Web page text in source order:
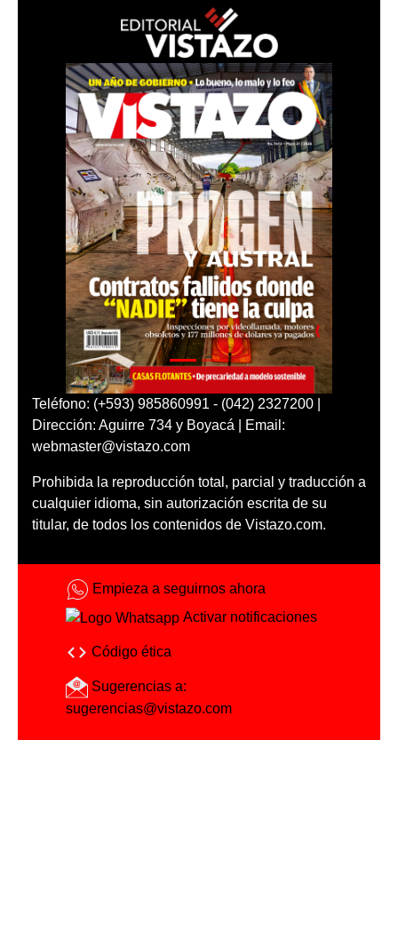
Teléfono: (+593) 985860991 - (042) 2327200 |
Dirección: Aguirre 734 y Boyacá | Email:
webmaster@vistazo.com
Prohibida la reproducción total, parcial y traducción a
cualquier idioma, sin autorización escrita de su
titular, de todos los contenidos de Vistazo.com.
Empieza a seguirnos ahora
Activar notificaciones
Código ética
Sugerencias a:
sugerencias@vistazo.com